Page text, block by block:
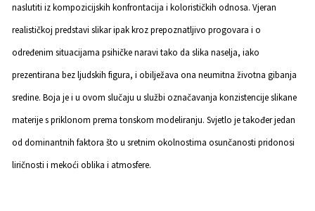
naslutiti iz kompozicijskih konfrontacija i kolorističkih odnosa. Vjeran
realističkoj predstavi slikar ipak kroz prepoznatljivo progovara i o
određenim situacijama psihičke naravi tako da slika naselja, iako
prezentirana bez ljudskih figura, i obilježava ona neumitna životna gibanja
sredine. Boja je i u ovom slučaju u službi označavanja konzistencije slikane
materije s priklonom prema tonskom modeliranju. Svjetlo je također jedan
od dominantnih faktora što u sretnim okolnostima osunčanosti pridonosi
liričnosti i mekoći oblika i atmosfere.